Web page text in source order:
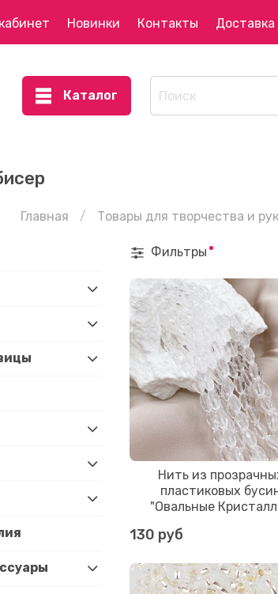
Новинки Контакты Доставка
Каталог
Главная Товары для творчества и
Фильтры
Нить из
пластиковых
"Овальные
130 руб